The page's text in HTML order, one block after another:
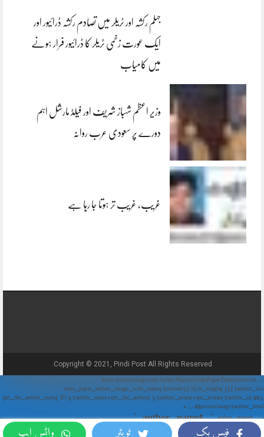
فیس بک ٹویٹر واٹس ایپ
جہلم رکشہ اور ٹریلر میں تصادم رکشہ ڈرائیور اور
ایک عورت زخمی ٹریلر کا ڈرائیور فرار ہونے
میں کامیاب
وزیر اعظم شہباز شریف اور فیلڈ مارشل اہم
دورے پر سعودی عرب روانہ
غریب، غریب تر ہوتا جا رہا ہے
Copyright © 2021, Pindi Post All Rights Reserved.
// Show Author Image with Author Name in UrduPaper Theme function
urdu_paper_author_image_with_name($content) { if (is_single()) { $author_id =
get_the_author_meta('ID'); $author_name = get_the_author(); $author_avatar = get_avatar($author_id, 48);
// 48px size image $author_html = '
' . $author_avatar . '
' . $author_name . '
'; return $author_html . $content; } return $content; } add_filter('the_content',